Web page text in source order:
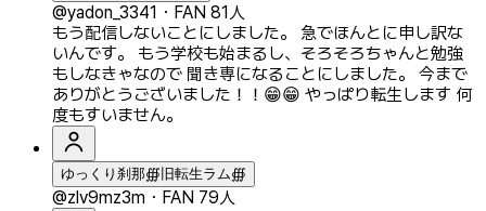
@yadon_3341 ・ FAN 81人
もう配信しないことにしました。 急でほんとに申し訳な
いんです。 もう学校も始まるし、そろそろちゃんと勉強
もしなきゃなので 聞き専になることにしました。 今まで
ありがとうございました！！😁😁 やっぱり転生します 何
度もすいません。
ゆっくり刹那∰旧転生ラム∰
@zlv9mz3m ・ FAN 79人